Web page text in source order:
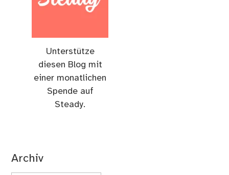
Unterstütze
diesen Blog mit
einer monatlichen
Spende auf
Steady.
Archiv